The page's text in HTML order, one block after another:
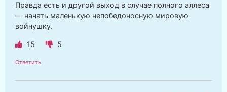
Правда есть и другой выход в случае полного аллеса
— начать маленькую непобедоносную мировую
войнушку.
15 5
Ответить